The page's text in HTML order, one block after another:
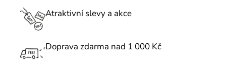
r
y
Atraktivní slevy a akce
Doprava zdarma nad 1 000 Kč